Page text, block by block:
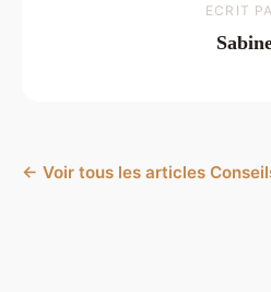
ECRIT
← Voir tous les articles